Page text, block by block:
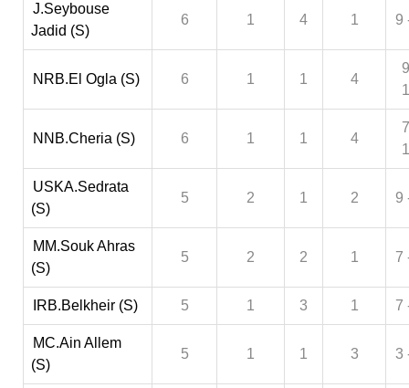
J.Seybouse
Jadid (S)
6 1 4 1 9
NRB.El Ogla (S) 6 1 1 4
NNB.Cheria (S) 6 1 1 4
USKA.Sedrata
(S)
5 2 1 2 9
MM.Souk Ahras
(S)
5 2 2 1 7
IRB.Belkheir (S) 5 1 3 1 7
MC.Ain Allem
(S)
5 1 1 3 3